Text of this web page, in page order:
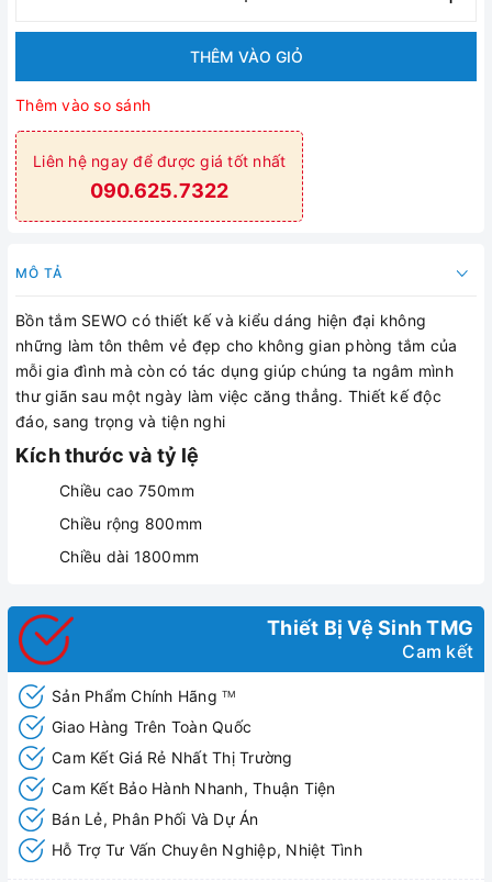
THÊM VÀO GIỎ
Thêm vào so sánh
Liên hệ ngay để được giá tốt nhất
090.625.7322
MÔ TẢ
Bồn tắm SEWO có thiết kế và kiểu dáng hiện đại không
những làm tôn thêm vẻ đẹp cho không gian phòng tắm của
mỗi gia đình mà còn có tác dụng giúp chúng ta ngâm mình
thư giãn sau một ngày làm việc căng thẳng. Thiết kế độc
đáo, sang trọng và tiện nghi
Kích thước và tỷ lệ
Chiều cao 750mm
Chiều rộng 800mm
Chiều dài 1800mm
Thiết Bị Vệ Sinh TMG
Cam kết
Sản Phẩm Chính Hãng TM
Giao Hàng Trên Toàn Quốc
Cam Kết Giá Rẻ Nhất Thị Trường
Cam Kết Bảo Hành Nhanh, Thuận Tiện
Bán Lẻ, Phân Phối Và Dự Án
Hỗ Trợ Tư Vấn Chuyên Nghiệp, Nhiệt Tình